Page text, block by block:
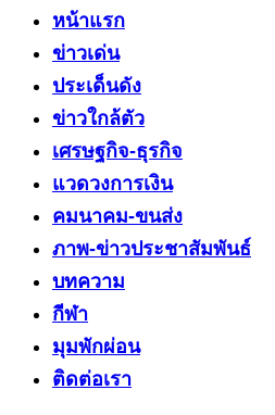
หน้าแรก
ข่าวเด่น
ประเด็นดัง
ข่าวใกล้ตัว
เศรษฐกิจ-ธุรกิจ
แวดวงการเงิน
คมนาคม-ขนส่ง
ภาพ-ข่าวประชาสัมพันธ์
บทความ
กีฬา
มุมพักผ่อน
ติดต่อเรา